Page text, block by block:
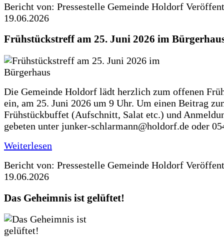
Bericht von: Pressestelle Gemeinde Holdorf
19.06.2026
Frühstückstreff am 25. Juni 2026 im
Die Gemeinde Holdorf lädt herzlich zum offenen
ein, am 25. Juni 2026 um 9 Uhr. Um einen Beitrag
Frühstückbuffet (Aufschnitt, Salat etc.) und
gebeten unter junker-schlarmann@holdorf.de oder
Weiterlesen
Bericht von: Pressestelle Gemeinde Holdorf
19.06.2026
Das Geheimnis ist gelüftet!